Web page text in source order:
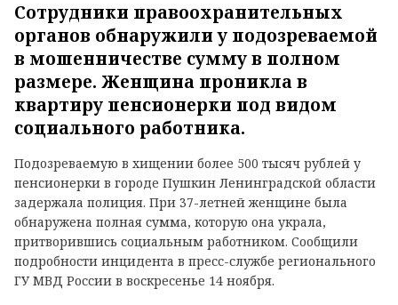
Сотрудники правоохранительных
органов обнаружили у подозреваемой
в мошенничестве сумму в полном
размере. Женщина проникла в
квартиру пенсионерки под видом
социального работника.
Подозреваемую в хищении более 500 тысяч рублей у
пенсионерки в городе Пушкин Ленинградской области
задержала полиция. При 37-летней женщине была
обнаружена полная сумма, которую она украла,
притворившись социальным работником. Сообщили
подробности инцидента в пресс-службе регионального
ГУ МВД России в воскресенье 14 ноября.